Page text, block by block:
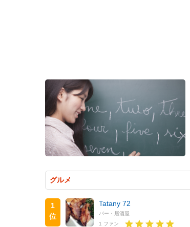
グルメ
1
位
Tatany 72
バー・居酒屋
1 ファン